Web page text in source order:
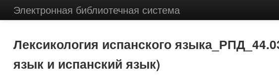
Электронная библиотечная система
Лексикология испанского
язык и испанский язык)